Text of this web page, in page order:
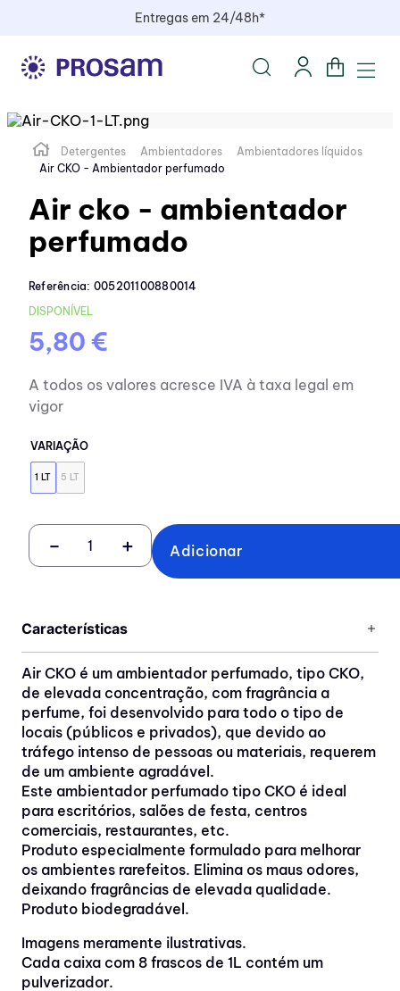
Entregas em 24/48h*
Detergentes Ambientadores
Ambientadores líquidos
Air CKO - Ambientador perfumado
Air cko - ambientador
perfumado
Referência: 005201100880014
DISPONÍVEL
5,80 €
A todos os valores acresce IVA à taxa legal em
vigor
VARIAÇÃO
1 LT 5 LT
＋
－ Adicionar
Características
Air CKO é um ambientador perfumado, tipo CKO,
de elevada concentração, com fragrância a
perfume, foi desenvolvido para todo o tipo de
locais (públicos e privados), que devido ao
tráfego intenso de pessoas ou materiais, requerem
de um ambiente agradável.
Este ambientador perfumado tipo CKO é ideal
para escritórios, salões de festa, centros
comerciais, restaurantes, etc.
Produto especialmente formulado para melhorar
os ambientes rarefeitos. Elimina os maus odores,
deixando fragrâncias de elevada qualidade.
Produto biodegradável.
Imagens meramente ilustrativas.
Cada caixa com 8 frascos de 1L contém um
pulverizador.